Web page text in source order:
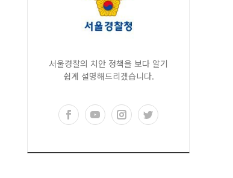
서울경찰의 치안 정책을 보다 알기
쉽게 설명해드리겠습니다.